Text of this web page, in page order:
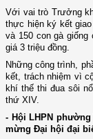
Với vai trò Trưởng
thực hiện ký kết
và 150 con gà
giá 3 triệu đồng.
Những công trình,
kết, trách nhiệm vì
khí thế thi đua sôi
thứ XIV.
- Hội LHPN
mừng Đại hội đại